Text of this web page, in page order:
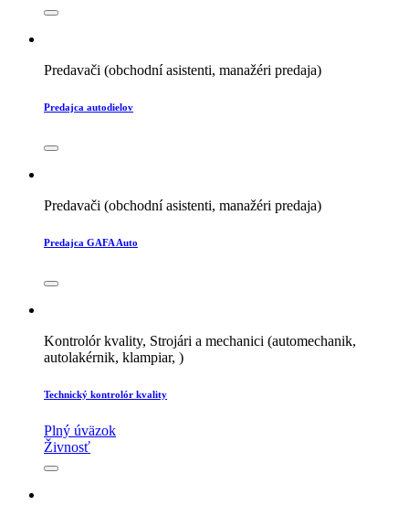
Predavači (obchodní asistenti, manažéri predaja)
Predajca autodielov
Predavači (obchodní asistenti, manažéri predaja)
Predajca GAFA Auto
Kontrolór kvality, Strojári a mechanici (automechanik,
autolakérnik, klampiar, )
Technický kontrolór kvality
Plný úväzok
Živnosť